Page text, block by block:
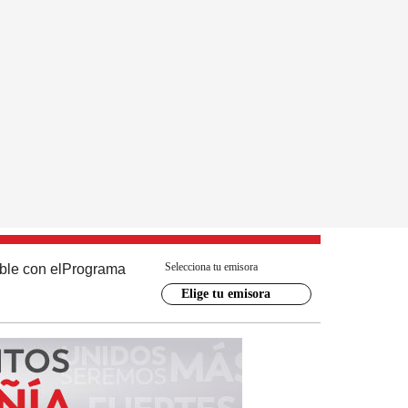
con el Programa Selecciona tu emisora
Elige tu emisora